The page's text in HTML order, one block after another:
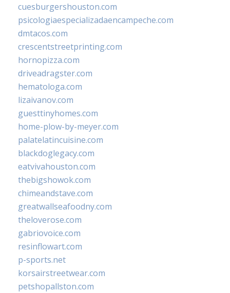
cuesburgershouston.com
psicologiaespecializadaencampeche.com
dmtacos.com
crescentstreetprinting.com
hornopizza.com
driveadragster.com
hematologa.com
lizaivanov.com
guesttinyhomes.com
home-plow-by-meyer.com
palatelatincuisine.com
blackdoglegacy.com
eatvivahouston.com
thebigshowok.com
chimeandstave.com
greatwallseafoodny.com
theloverose.com
gabriovoice.com
resinflowart.com
p-sports.net
korsairstreetwear.com
petshopallston.com